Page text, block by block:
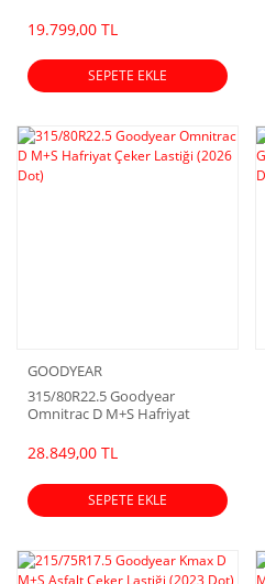
19.799,00 TL
SEPETE EKLE
GOODYEAR
315/80R22.5 Goodyear
Omnitrac D M+S Hafriyat
28.849,00 TL
SEPETE EKLE